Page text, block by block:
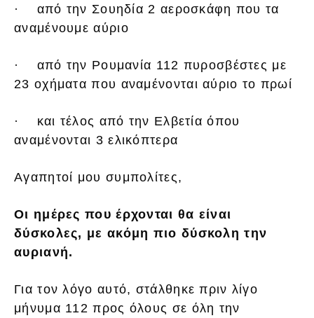
· από την Σουηδία 2 αεροσκάφη που τα
αναμένουμε αύριο
· από την Ρουμανία 112 πυροσβέστες με
23 οχήματα που αναμένονται αύριο το πρωί
· και τέλος από την Ελβετία όπου
αναμένονται 3 ελικόπτερα
Αγαπητοί μου συμπολίτες,
Οι ημέρες που έρχονται θα είναι
δύσκολες, με ακόμη πιο δύσκολη την
αυριανή.
Για τον λόγο αυτό, στάλθηκε πριν λίγο
μήνυμα 112 προς όλους σε όλη την